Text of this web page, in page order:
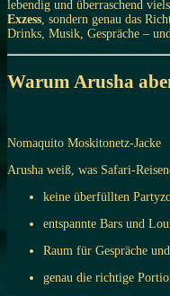
lebendig und überraschend
Exzess , sondern genau das
Drinks, Musik, Gespräche –
Warum Arusha
Nomaquito Moskitonetz-Jacke
Arusha weiß, was Safari-
keine überfüllten
entspannte Bars und
Raum für Gespräche
genau die richtige